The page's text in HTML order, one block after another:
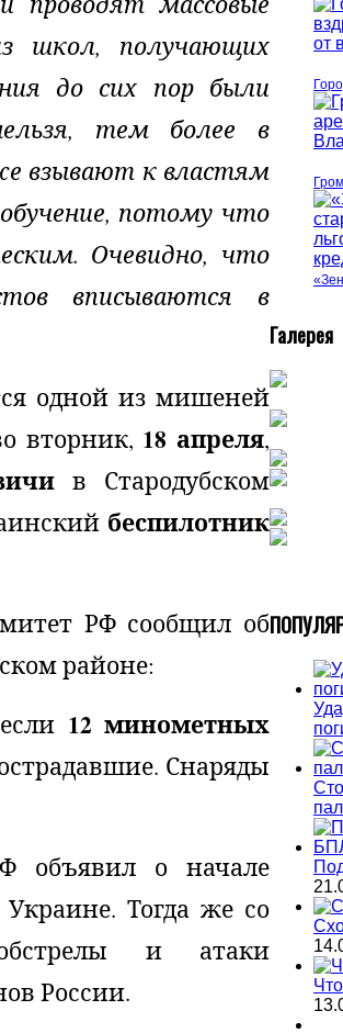
школ, получающих
до сих пор были
тем более в
взывают к властям
потому что
Очевидно, что
вписываются в
одной из мишеней
вторник, 18 апреля,
в Стародубском
беспилотник
РФ сообщил об
районе:
12 минометных
Снаряды
объявил о начале
Тогда же со
и атаки
России.
Галерея
П